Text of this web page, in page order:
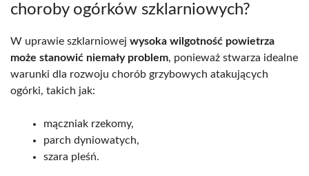
choroby ogórków szklarniowych?
W uprawie szklarniowej wysoka wilgotność powietrza
może stanowić niemały problem, ponieważ stwarza idealne
warunki dla rozwoju chorób grzybowych atakujących
ogórki, takich jak:
mączniak rzekomy,
parch dyniowatych,
szara pleśń.